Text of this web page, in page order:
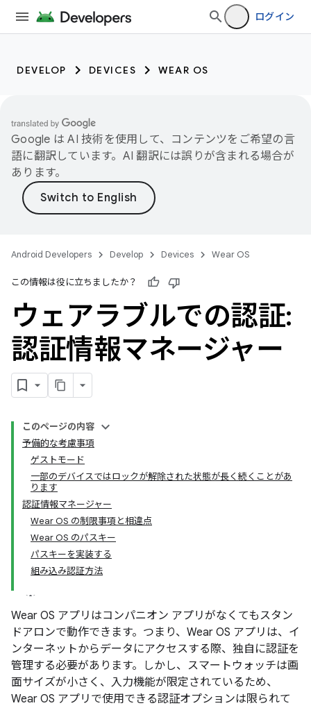
ログイン
DEVELOP DEVICES WEAR OS
Google は AI 技術を使用して、コンテンツをご希望の言
語に翻訳しています。AI 翻訳には誤りが含まれる場合が
あります。
Android Developers Develop Devices Wear OS
この情報は役に立ちましたか？
ウェアラブルでの認証:
認証情報マネージャー
このページの内容
予備的な考慮事項
ゲストモード
一部のデバイスではロックが解除された状態が長く続くことがあ
ります
認証情報マネージャー
Wear OS の制限事項と相違点
Wear OS のパスキー
パスキーを実装する
組み込み認証方法
Wear OS アプリはコンパニオン アプリがなくてもスタン
ドアロンで動作できます。つまり、Wear OS アプリは、イ
ンターネットからデータにアクセスする際、独自に認証を
管理する必要があります。しかし、スマートウォッチは画
面サイズが小さく、入力機能が限定されているため、
Wear OS アプリで使用できる認証オプションは限られて